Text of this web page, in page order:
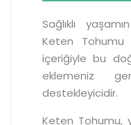
Sağlıklı
Keten Tohumu
içeriğiyle bu
eklemeniz
destekleyicidir.
Keten Tohumu,